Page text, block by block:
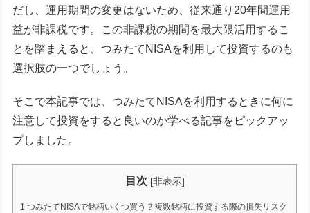
だし、運用期間の変更はないため、従来通り20年間運用
益が非課税です。この非課税の期間を最大限活用するこ
とを踏まえると、つみたてNISAを利用して投資するのも
選択肢の一つでしょう。
そこで本記事では、つみたてNISAを利用するときに何に
注意して投資をすると良いのか学べる記事をピックアッ
プしました。
目次 [非表示]
1 つみたてNISAで銘柄いくつ買う？複数銘柄に投資する際の損失リスク